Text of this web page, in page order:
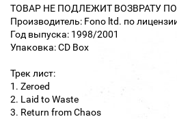
ТОВАР НЕ ПОДЛЕЖИТ ВОЗВРАТУ
Производитель: Fono ltd. по
Год выпуска: 1998/2001
Упаковка: CD Box
Трек лист:
1. Zeroed
2. Laid to Waste
3. Return from Chaos